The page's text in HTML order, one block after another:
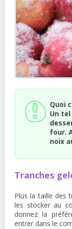
Quoi
Un
four.
noix
Tranches
Plus la taille des
les stocker au
donnez la
entrer dans le